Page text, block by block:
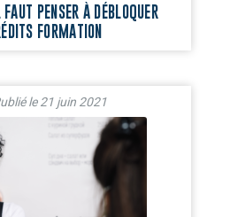
PENSER À DÉBLOQUER
FORMATION
21 juin 2021